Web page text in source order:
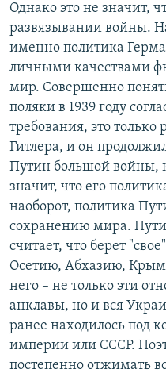
Однако это не значит,
развязывании войны.
именно политика
личными качествами
мир. Совершенно
поляки в 1939 году
требования, это
Гитлера, и он
Путин большой войны,
значит, что его
наоборот, политика
сохранению мира.
считает, что берет
Осетию, Абхазию,
него – не только эти
анклавы, но и вся
ранее находилось под
империи или СССР.
постепенно отжимать